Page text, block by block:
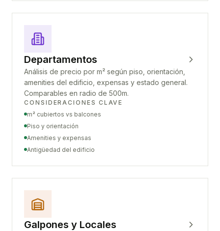
Departamentos
Análisis de precio por m² según piso, orientación,
amenities del edificio, expensas y estado general.
Comparables en radio de 500m.
CONSIDERACIONES CLAVE
m² cubiertos vs balcones
Piso y orientación
Amenities y expensas
Antigüedad del edificio
Galpones y Locales